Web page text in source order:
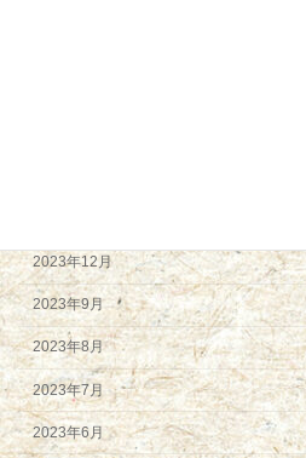
2023年12月
2023年9月
2023年8月
2023年7月
2023年6月